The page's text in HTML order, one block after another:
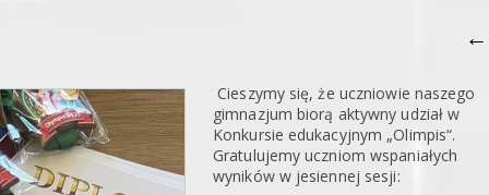
←
Cieszymy się, że uczniowie naszego
gimnazjum biorą aktywny udział w
Konkursie edukacyjnym „Olimpis“.
Gratulujemy uczniom wspaniałych
wyników w jesiennej sesji: